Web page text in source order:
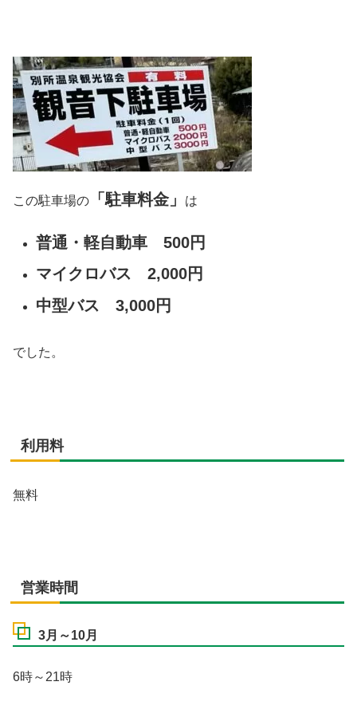
この駐車場の 「駐車料金」 は
普通・軽自動車 500円
マイクロバス 2,000円
中型バス 3,000円
でした。
利用料
無料
営業時間
3月～10月
6時～21時